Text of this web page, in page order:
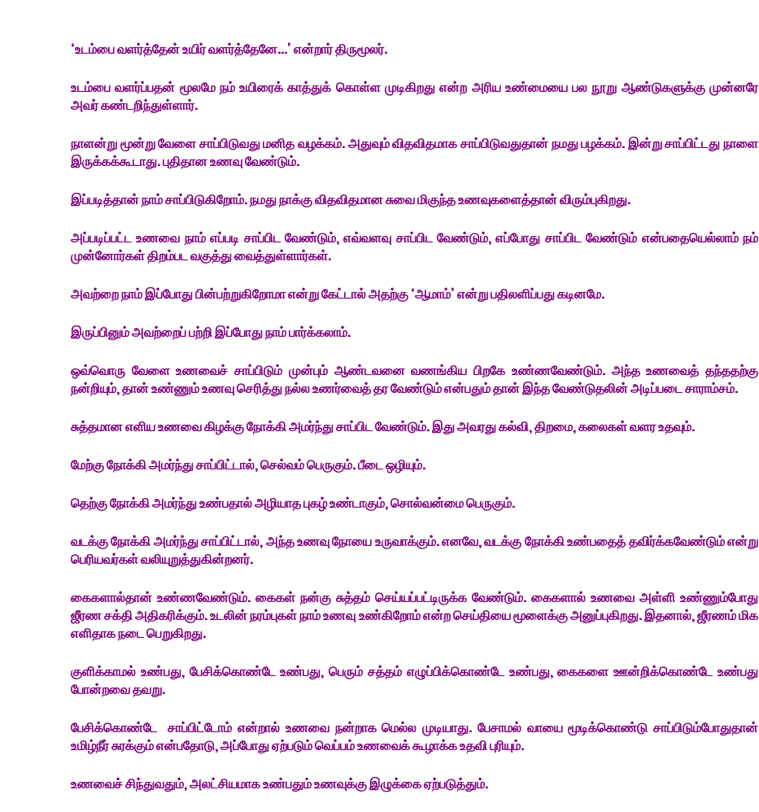
‘உடம்பை வளர்த்தேன் உயிர் வளர்த்தேனே...’ என்றார் திருமூலர்.
உடம்பை வளர்ப்பதன் மூலமே நம் உயிரைக் காத்துக் கொள்ள முடிகிறது என்ற அரிய உண்மையை பல நூறு ஆண்டுகளுக்கு முன்னரே
அவர் கண்டறிந்துள்ளார்.
நாளன்று மூன்று வேளை சாப்பிடுவது மனித வழக்கம். அதுவும் விதவிதமாக சாப்பிடுவதுதான் நமது பழக்கம். இன்று சாப்பிட்டது நாளை
இருக்கக்கூடாது. புதிதான உணவு வேண்டும்.
இப்படித்தான் நாம் சாப்பிடுகிறோம். நமது நாக்கு விதவிதமான சுவை மிகுந்த உணவுகளைத்தான் விரும்புகிறது.
அப்படிப்பட்ட உணவை நாம் எப்படி சாப்பிட வேண்டும், எவ்வளவு சாப்பிட வேண்டும், எப்போது சாப்பிட வேண்டும் என்பதையெல்லாம் நம்
முன்னோர்கள் திறம்பட வகுத்து வைத்துள்ளார்கள்.
அவற்றை நாம் இப்போது பின்பற்றுகிறோமா என்று கேட்டால் அதற்கு ‘ஆமாம்’ என்று பதிலளிப்பது கடினமே.
இருப்பினும் அவற்றைப் பற்றி இப்போது நாம் பார்க்கலாம்.
ஒவ்வொரு வேளை உணவைச் சாப்பிடும் முன்பும் ஆண்டவனை வணங்கிய பிறகே உண்ணவேண்டும். அந்த உணவைத் தந்ததற்கு
நன்றியும், தான் உண்ணும் உணவு செரித்து நல்ல உணர்வைத் தர வேண்டும் என்பதும் தான் இந்த வேண்டுதலின் அடிப்படை சாராம்சம்.
சுத்தமான எளிய உணவை கிழக்கு நோக்கி அமர்ந்து சாப்பிட வேண்டும். இது அவரது கல்வி, திறமை, கலைகள் வளர உதவும்.
மேற்கு நோக்கி அமர்ந்து சாப்பிட்டால், செல்வம் பெருகும். பீடை ஒழியும்.
தெற்கு நோக்கி அமர்ந்து உண்பதால் அழியாத புகழ் உண்டாகும், சொல்வன்மை பெருகும்.
வடக்கு நோக்கி அமர்ந்து சாப்பிட்டால், அந்த உணவு நோயை உருவாக்கும். எனவே, வடக்கு நோக்கி உண்பதைத் தவிர்க்கவேண்டும் என்று
பெரியவர்கள் வலியுறுத்துகின்றனர்.
கைகளால்தான் உண்ணவேண்டும். கைகள் நன்கு சுத்தம் செய்யப்பட்டிருக்க வேண்டும். கைகளால் உணவை அள்ளி உண்ணும்போது
ஜீரண சக்தி அதிகரிக்கும். உடலின் நரம்புகள் நாம் உணவு உண்கிறோம் என்ற செய்தியை மூளைக்கு அனுப்புகிறது. இதனால், ஜீரணம் மிக
எளிதாக நடை பெறுகிறது.
குளிக்காமல் உண்பது, பேசிக்கொண்டே உண்பது, பெரும் சத்தம் எழுப்பிக்கொண்டே உண்பது, கைகளை ஊன்றிக்கொண்டே உண்பது
போன்றவை தவறு.
பேசிக்கொண்டே சாப்பிட்டோம் என்றால் உணவை நன்றாக மெல்ல முடியாது. பேசாமல் வாயை மூடிக்கொண்டு சாப்பிடும்போதுதான்
உமிழ்நீர் சுரக்கும் என்பதோடு, அப்போது ஏற்படும் வெப்பம் உணவைக் கூழாக்க உதவி புரியும்.
உணவைச் சிந்துவதும், அலட்சியமாக உண்பதும் உணவுக்கு இழுக்கை ஏற்படுத்தும்.